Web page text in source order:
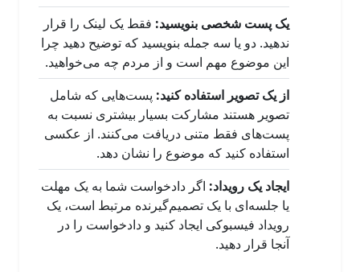
یک پست شخصی بنویسید: فقط یک لینک را قرار
ندهید. دو یا سه جمله بنویسید که توضیح دهید چرا
این موضوع مهم است و از مردم چه می‌خواهید.
از یک تصویر استفاده کنید: پست‌هایی که شامل
تصویر هستند مشارکت بسیار بیشتری نسبت به
پست‌های فقط متنی دریافت می‌کنند. از عکسی
استفاده کنید که موضوع را نشان دهد.
ایجاد یک رویداد: اگر دادخواست شما به یک مهلت
یا جلسه‌ای با یک تصمیم‌گیرنده مرتبط است، یک
رویداد فیسبوکی ایجاد کنید و دادخواست را در
آنجا قرار دهید.